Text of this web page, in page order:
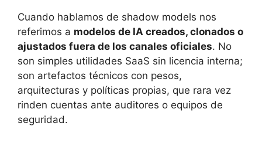
Cuando hablamos de shadow models nos
referimos a modelos de IA creados, clonados o
ajustados fuera de los canales oficiales. No
son simples utilidades SaaS sin licencia interna;
son artefactos técnicos con pesos,
arquitecturas y políticas propias, que rara vez
rinden cuentas ante auditores o equipos de
seguridad.